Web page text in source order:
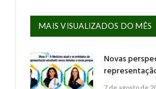
MAIS VISUALIZADOS DO MÊS
Novas
7 de agosto de